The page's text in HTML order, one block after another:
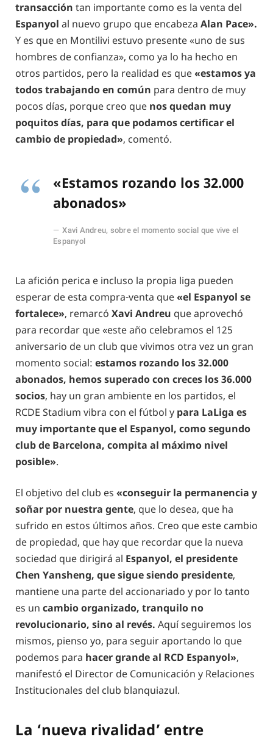
transacción tan importante como es la venta del
Espanyol al nuevo grupo que encabeza Alan Pace».
Y es que en Montilivi estuvo presente «uno de sus
hombres de confianza», como ya lo ha hecho en
otros partidos, pero la realidad es que«estamos ya
todos trabajando en común para dentro de muy
pocos días, porque creo que nos quedan muy
poquitos días, para que podamos certificar el
cambio de propiedad», comentó.
«Estamos rozando los 32.000
abonados»
Xavi Andreu, sobre el momento social que vive el
Espanyol
La afición perica e incluso la propia liga pueden
esperar de esta compra-venta que«el Espanyol se
fortalece», remarcó Xavi Andreu que aprovechó
para recordar que «este año celebramos el 125
aniversario de un club que vivimos otra vez un gran
momento social: estamos rozando los 32.000
abonados, hemos superado con creces los 36.000
socios, hay un gran ambiente en los partidos, el
RCDE Stadium vibra con el fútbol y para LaLiga es
muy importante que el Espanyol, como segundo
club de Barcelona, compita al máximo nivel
posible».
El objetivo del club es «conseguir la permanencia y
soñar por nuestra gente, que lo desea, que ha
sufrido en estos últimos años. Creo que este cambio
de propiedad, que hay que recordar que la nueva
sociedad que dirigirá al Espanyol, el presidente
Chen Yansheng, que sigue siendo presidente,
mantiene una parte del accionariado y por lo tanto
es un cambio organizado, tranquilo no
revolucionario, sino al revés. Aquí seguiremos los
mismos, pienso yo, para seguir aportando lo que
podemos para hacer grande al RCD Espanyol»,
manifestó el Director de Comunicación y Relaciones
Institucionales del club blanquiazul.
La ‘nueva rivalidad’ entre